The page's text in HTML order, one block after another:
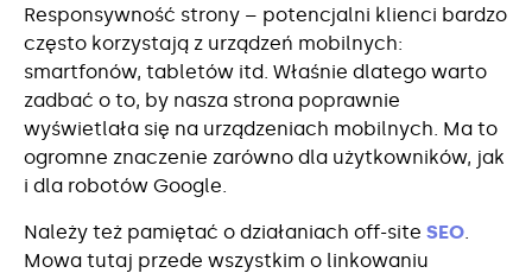
Responsywność strony – potencjalni klienci bardzo
często korzystają z urządzeń mobilnych:
smartfonów, tabletów itd. Właśnie dlatego warto
zadbać o to, by nasza strona poprawnie
wyświetlała się na urządzeniach mobilnych. Ma to
ogromne znaczenie zarówno dla użytkowników, jak
i dla robotów Google.
Należy też pamiętać o działaniach off-site SEO
Mowa tutaj przede wszystkim o linkowaniu